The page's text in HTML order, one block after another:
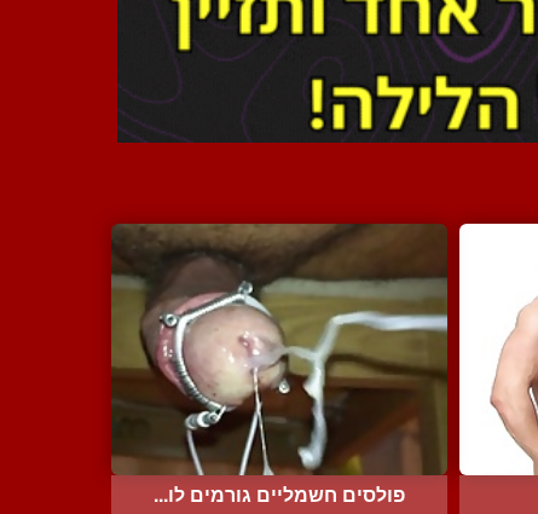
פולסים חשמליים גורמים לו...